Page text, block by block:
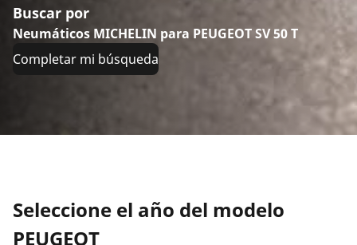
Buscar por
Neumáticos MICHELIN para PEUGEOT SV 50 T
Completar mi búsqueda
Seleccione el año del modelo
PEUGEOT